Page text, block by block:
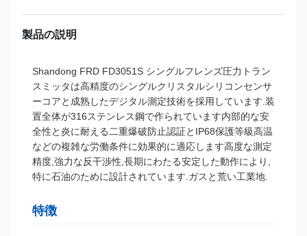
製品の説明
Shandong FRD FD3051S シングルフレンズ圧力トラン
スミッタは高精度のシングルクリスタルシリコンセンサ
ーコアと成熟したデジタル測定技術を採用しています.装
置全体が316ステンレス鋼で作られています内部的な安
全性と炎に耐える二重爆破防止認証とIP68保護等級高温
などの複雑な労働条件に効果的に適応します高度な測定
精度,強力な反干渉性,長期にわたる安定した動作により,
特に石油のために設計されています.ガスと荒い工業地.
特徴